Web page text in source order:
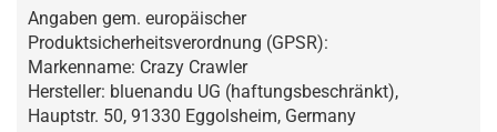
Angaben gem. europäischer
Produktsicherheitsverordnung (GPSR):
Markenname: Crazy Crawler
Hersteller: bluenandu UG (haftungsbeschränkt),
Hauptstr. 50, 91330 Eggolsheim, Germany